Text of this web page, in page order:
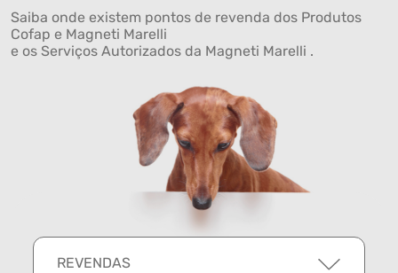
Saiba onde existem pontos de revenda dos Produtos
Cofap e Magneti Marelli
e os Serviços Autorizados da Magneti Marelli .
REVENDAS